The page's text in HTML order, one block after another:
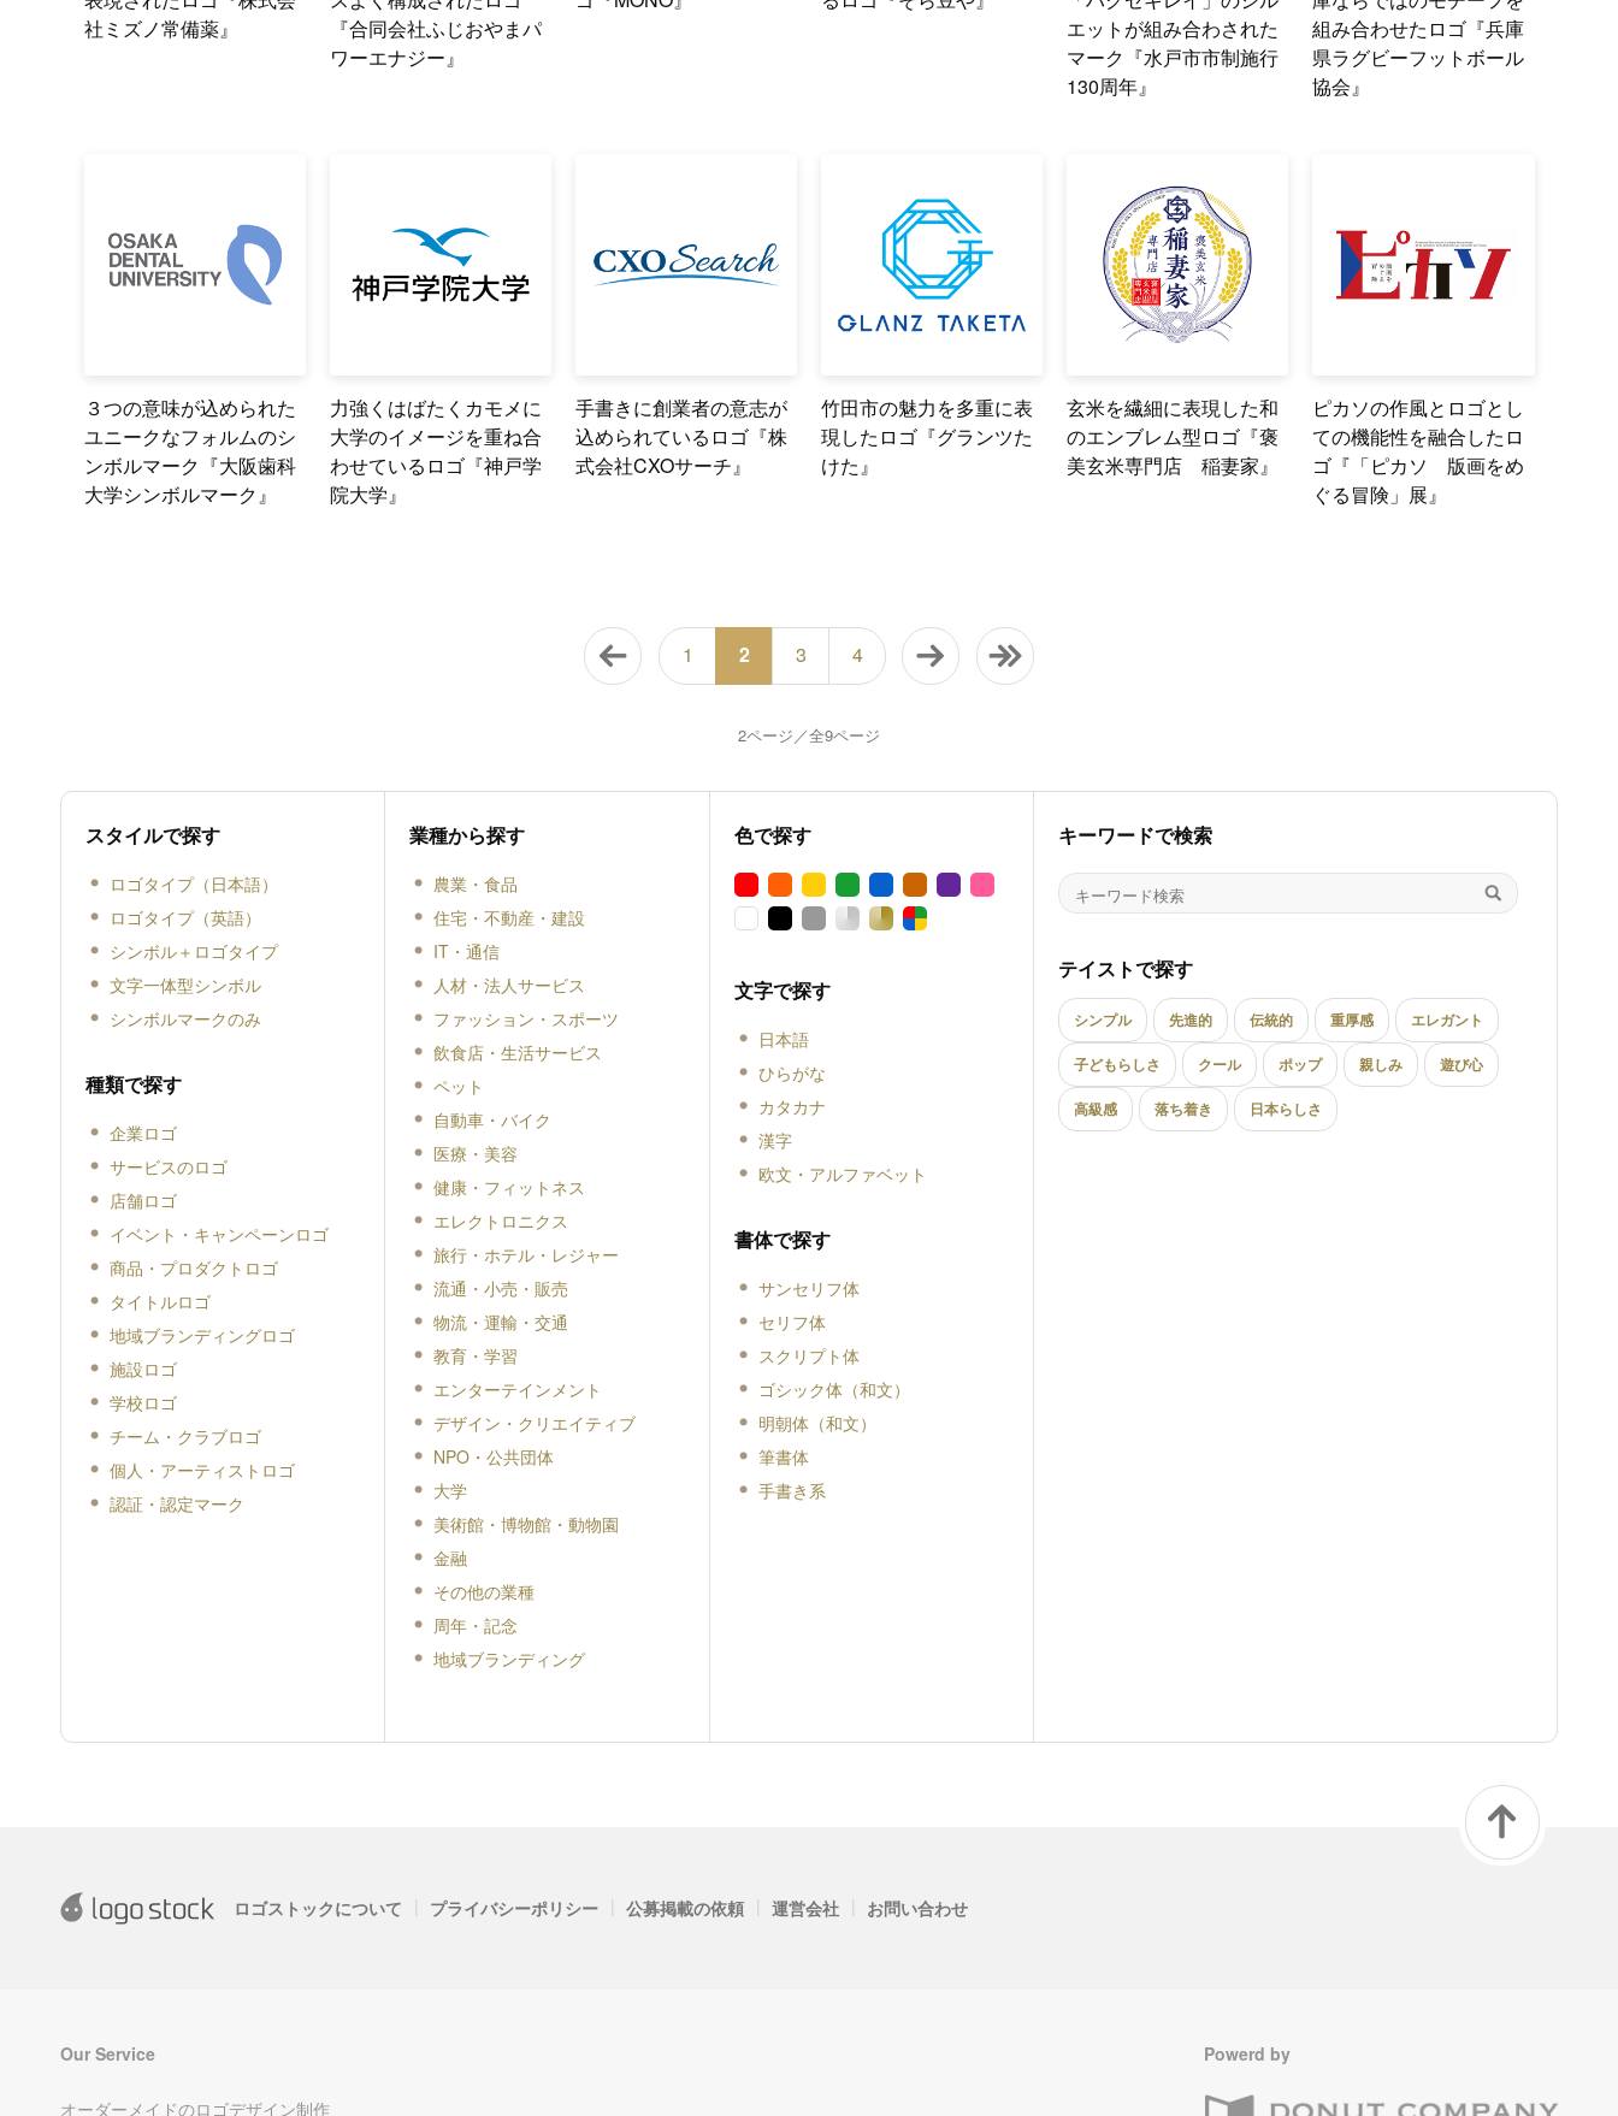
社ミズノ常備薬』
『合同会社ふじおやまパ
ワーエナジー』
エットが組み合わされた
マーク『水戸市市制施行
130周年』
組み合わせたロゴ『兵庫
県ラグビーフットボール
協会』
３つの意味が込められた
ユニークなフォルムのシ
ンボルマーク『大阪歯科
大学シンボルマーク』
力強くはばたくカモメに
大学のイメージを重ね合
わせているロゴ『神戸学
院大学』
手書きに創業者の意志が
込められているロゴ『株
式会社CXOサーチ』
竹田市の魅力を多重に表
現したロゴ『グランツた
けた』
玄米を繊細に表現した和
のエンブレム型ロゴ『褒
美玄米専門店 稲妻家』
ピカソの作風とロゴとし
ての機能性を融合したロ
ゴ『「ピカソ 版画をめ
ぐる冒険」展』
1 2 3 4
2ページ／全9ページ
スタイルで探す
ロゴタイプ（日本語）
ロゴタイプ（英語）
シンボル＋ロゴタイプ
文字一体型シンボル
シンボルマークのみ
種類で探す
企業ロゴ
サービスのロゴ
店舗ロゴ
イベント・キャンペーンロゴ
商品・プロダクトロゴ
タイトルロゴ
地域ブランディングロゴ
施設ロゴ
学校ロゴ
チーム・クラブロゴ
個人・アーティストロゴ
認証・認定マーク
業種から探す
農業・食品
住宅・不動産・建設
IT・通信
人材・法人サービス
ファッション・スポーツ
飲食店・生活サービス
ペット
自動車・バイク
医療・美容
健康・フィットネス
エレクトロニクス
旅行・ホテル・レジャー
流通・小売・販売
物流・運輸・交通
教育・学習
エンターテインメント
デザイン・クリエイティブ
NPO・公共団体
大学
美術館・博物館・動物園
金融
その他の業種
周年・記念
地域ブランディング
色で探す
文字で探す
日本語
ひらがな
カタカナ
漢字
欧文・アルファベット
書体で探す
サンセリフ体
セリフ体
スクリプト体
ゴシック体（和文）
明朝体（和文）
筆書体
手書き系
キーワードで検索
テイストで探す
シンプル 先進的 伝統的 重厚感 エレガント
子どもらしさ クール ポップ 親しみ 遊び心
高級感 落ち着き 日本らしさ
ロゴストックについて | プライバシーポリシー | 公募掲載の依頼 | 運営会社 | お問い合わせ
Our Service
オーダーメイドのロゴデザイン制作
Powerd by